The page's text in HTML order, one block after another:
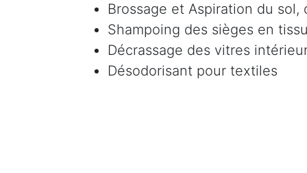
Brossage et Aspiration du
Shampoing des sièges en
Décrassage des vitres
Désodorisant pour textiles